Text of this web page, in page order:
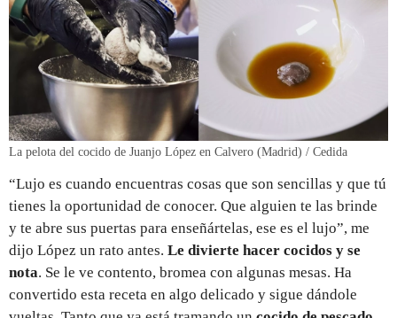
La pelota del cocido de Juanjo López en Calvero (Madrid) / Cedida
“Lujo es cuando encuentras cosas que son sencillas y que tú
tienes la oportunidad de conocer. Que alguien te las brinde
y te abre sus puertas para enseñártelas, ese es el lujo”, me
dijo López un rato antes. Le divierte hacer cocidos y se
nota. Se le ve contento, bromea con algunas mesas. Ha
convertido esta receta en algo delicado y sigue dándole